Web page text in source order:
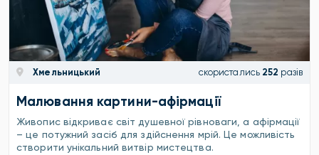
Хмельницький скористались 252 разів
Малювання картини-афірмації
Живопис відкриває світ душевної рівноваги, а афірмації
– це потужний засіб для здійснення мрій. Це можливість
створити унікальний витвір мистецтва.